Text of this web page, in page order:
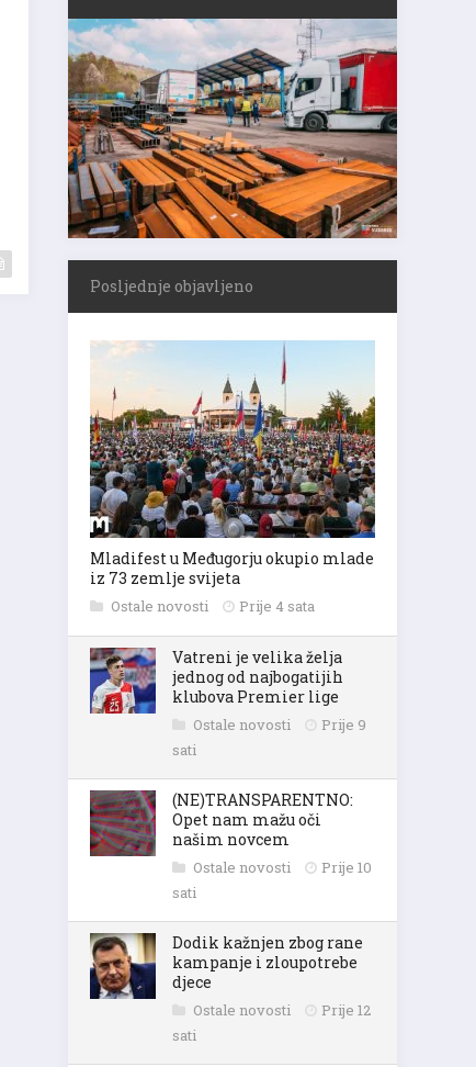
Posljednje objavljeno
Mladifest u Međugorju okupio mlade
iz 73 zemlje svijeta
Ostale novosti Prije 4 sata
Vatreni je velika želja
jednog od najbogatijih
klubova Premier lige
Ostale novosti
Prije 9
sati
(NE)TRANSPARENTNO:
Opet nam mažu oči
našim novcem
Ostale novosti
Prije 10
sati
Dodik kažnjen zbog rane
kampanje i zloupotrebe
djece
Ostale novosti
Prije 12
sati